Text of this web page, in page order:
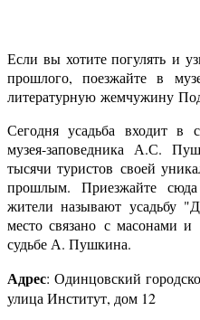
Если вы хотите погулять и
прошлого, поезжайте в
литературную жемчужину
Сегодня усадьба входит в
музея-заповедника А.С.
тысячи туристов своей
прошлым. Приезжайте
жители называют усадьбу
место связано с масонами
судьбе А. Пушкина.
Адрес: Одинцовский
улица Институт, дом 12